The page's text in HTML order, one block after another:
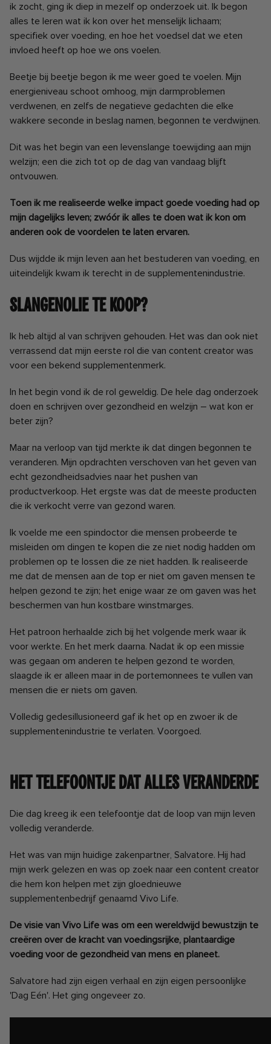
ik zocht, ging ik diep in mezelf op onderzoek uit. Ik begon
alles te leren wat ik kon over het menselijk lichaam;
specifiek over voeding, en hoe het voedsel dat we eten
invloed heeft op hoe we ons voelen.
Beetje bij beetje begon ik me weer goed te voelen. Mijn
energieniveau schoot omhoog, mijn darmproblemen
verdwenen, en zelfs de negatieve gedachten die elke
wakkere seconde in beslag namen, begonnen te verdwijnen.
Dit was het begin van een levenslange toewijding aan mijn
welzijn; een die zich tot op de dag van vandaag blijft
ontvouwen.
Toen ik me realiseerde welke impact goede voeding had op
mijn dagelijks leven; zwóór ik alles te doen wat ik kon om
anderen ook de voordelen te laten ervaren.
Dus wijdde ik mijn leven aan het bestuderen van voeding, en
uiteindelijk kwam ik terecht in de supplementenindustrie.
Slangenolie te koop?
Ik heb altijd al van schrijven gehouden. Het was dan ook niet
verrassend dat mijn eerste rol die van content creator was
voor een bekend supplementenmerk.
In het begin vond ik de rol geweldig. De hele dag onderzoek
doen en schrijven over gezondheid en welzijn – wat kon er
beter zijn?
Maar na verloop van tijd merkte ik dat dingen begonnen te
veranderen. Mijn opdrachten verschoven van het geven van
echt gezondheidsadvies naar het pushen van
productverkoop. Het ergste was dat de meeste producten
die ik verkocht verre van gezond waren.
Ik voelde me een spindoctor die mensen probeerde te
misleiden om dingen te kopen die ze niet nodig hadden om
problemen op te lossen die ze niet hadden. Ik realiseerde
me dat de mensen aan de top er niet om gaven mensen te
helpen gezond te zijn; het enige waar ze om gaven was het
beschermen van hun kostbare winstmarges.
Het patroon herhaalde zich bij het volgende merk waar ik
voor werkte. En het merk daarna. Nadat ik op een missie
was gegaan om anderen te helpen gezond te worden,
slaagde ik er alleen maar in de portemonnees te vullen van
mensen die er niets om gaven.
Volledig gedesillusioneerd gaf ik het op en zwoer ik de
supplementenindustrie te verlaten. Voorgoed.
Het telefoontje dat alles veranderde
Die dag kreeg ik een telefoontje dat de loop van mijn leven
volledig veranderde.
Het was van mijn huidige zakenpartner, Salvatore. Hij had
mijn werk gelezen en was op zoek naar een content creator
die hem kon helpen met zijn gloednieuwe
supplementenbedrijf genaamd Vivo Life.
De visie van Vivo Life was om een wereldwijd bewustzijn te
creëren over de kracht van voedingsrijke, plantaardige
voeding voor de gezondheid van mens en planeet.
Salvatore had zijn eigen verhaal en zijn eigen persoonlijke
'Dag Eén'. Het ging ongeveer zo.